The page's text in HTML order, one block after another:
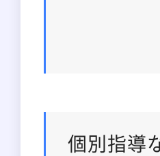
個別指導